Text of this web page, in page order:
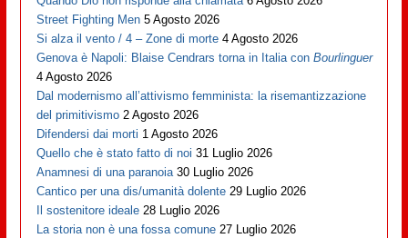
Street Fighting Men 5 Agosto 2026
Si alza il vento / 4 – Zone di morte 4 Agosto 2026
Genova è Napoli: Blaise Cendrars torna in Italia conBourlinguer
4 Agosto 2026
Dal modernismo all’attivismo femminista: la risemantizzazione
del primitivismo 2 Agosto 2026
Difendersi dai morti 1 Agosto 2026
Quello che è stato fatto di noi 31 Luglio 2026
Anamnesi di una paranoia 30 Luglio 2026
Cantico per una dis/umanità dolente 29 Luglio 2026
Il sostenitore ideale 28 Luglio 2026
La storia non è una fossa comune 27 Luglio 2026